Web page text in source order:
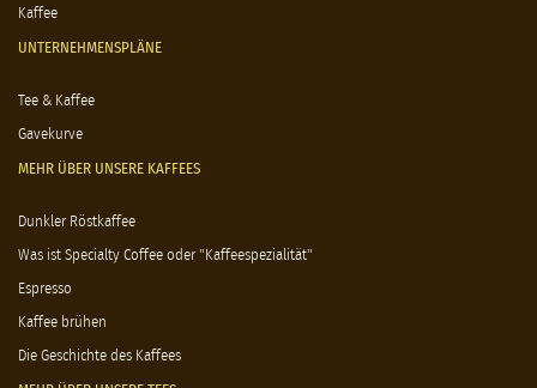
Kaffee
UNTERNEHMENSPLÄNE
Tee & Kaffee
Gavekurve
MEHR ÜBER UNSERE KAFFEES
Dunkler Röstkaffee
Was ist Specialty Coffee oder "Kaffeespezialität"
Espresso
Kaffee brühen
Die Geschichte des Kaffees